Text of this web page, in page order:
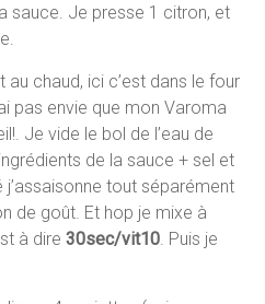
sauce. Je presse 1 citron, et
chaud, ici c’est dans le four
pas envie que mon Varoma
Je vide le bol de l’eau de
de la sauce + sel et
tout séparément
de goût. Et hop je mixe à
à dire30sec/vit10. Puis je